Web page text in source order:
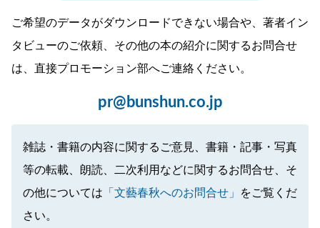
ご希望のデータがダウンロードできない場合や、著者イン
タビューのご依頼、その他の本の紹介に関するお問合せ
は、直接プロモーション部へご連絡ください。
pr@bunshun.co.jp
雑誌・書籍の内容に関するご意見、書籍・記事・写真
等の転載、朗読、二次利用などに関するお問合せ、そ
の他については 「文藝春秋へのお問合せ」
をご覧くだ
さい。